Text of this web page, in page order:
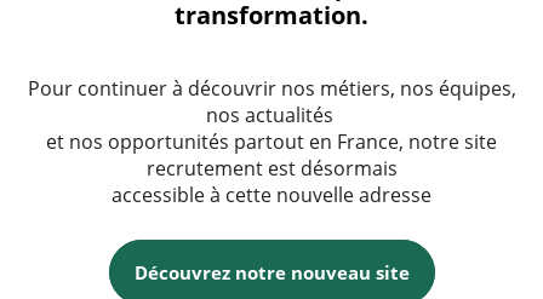
transformation.
Pour continuer à découvrir nos métiers, nos équipes,
nos actualités
et nos opportunités partout en France, notre site
recrutement est désormais
accessible à cette nouvelle adresse
Découvrez notre nouveau site